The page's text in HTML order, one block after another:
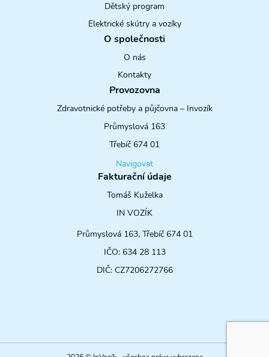
Dětský program
Elektrické skútry a vozíky
O společnosti
O nás
Kontakty
Provozovna
Zdravotnické potřeby a půjčovna – Invozík
Průmyslová 163
Třebíč 674 01
Navigovat
Fakturační údaje
Tomáš Kuželka
IN VOZÍK
Průmyslová 163, Třebíč 674 01
IČO: 634 28 113
DIČ: CZ7206272766